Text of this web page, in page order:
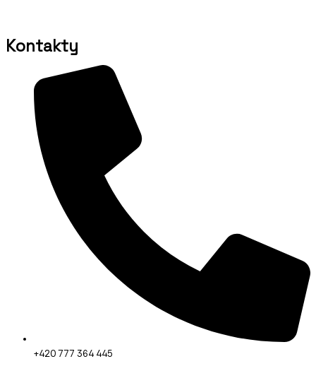
Kontakty
+420 777 364 445